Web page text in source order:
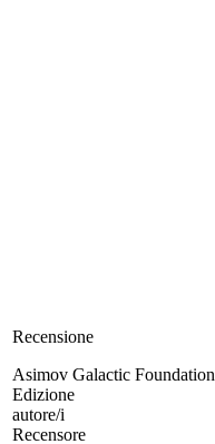
Recensione
Asimov Galactic
Edizione
autore/i
Recensore